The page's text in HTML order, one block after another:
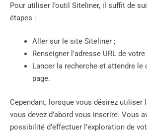
Pour utiliser l’outil Siteliner, il suffit de
étapes :
Aller sur le site Siteliner ;
Renseigner l’adresse URL de
Lancer la recherche et attendre le
page.
Cependant, lorsque vous désirez utiliser
vous devez d’abord vous inscrire. Vous
possibilité d’effectuer l’exploration de